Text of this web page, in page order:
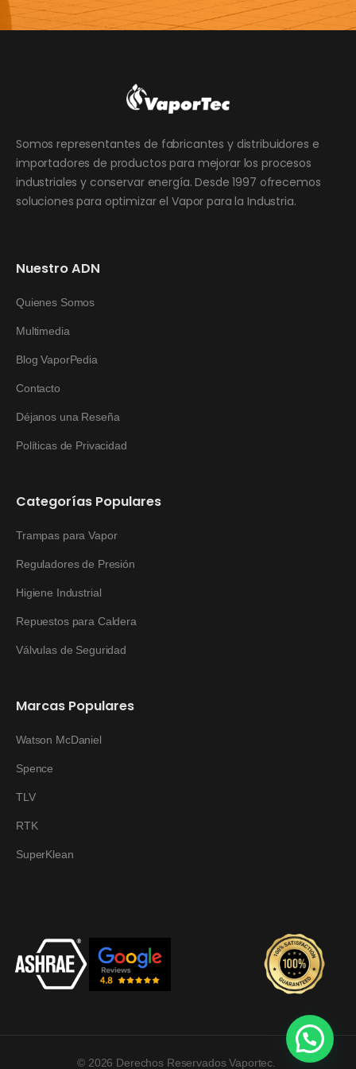
Somos representantes de fabricantes y distribuidores e
importadores de productos para mejorar los procesos
industriales y conservar energía. Desde 1997 ofrecemos
soluciones para optimizar el Vapor para la Industria.
Nuestro ADN
Quienes Somos
Multimedia
Blog VaporPedia
Contacto
Déjanos una Reseña
Políticas de Privacidad
Categorías Populares
Trampas para Vapor
Reguladores de Presión
Higiene Industrial
Repuestos para Caldera
Válvulas de Seguridad
Marcas Populares
Watson McDaniel
Spence
TLV
RTK
SuperKlean
© 2026 Derechos Reservados Vaportec.